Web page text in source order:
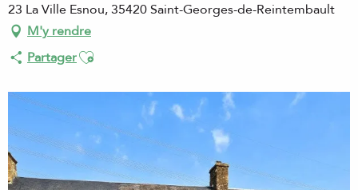
23 La Ville Esnou, 35420 Saint-Georges-de-Reintembault
M'y rendre
PartagerAjouter aux favoris